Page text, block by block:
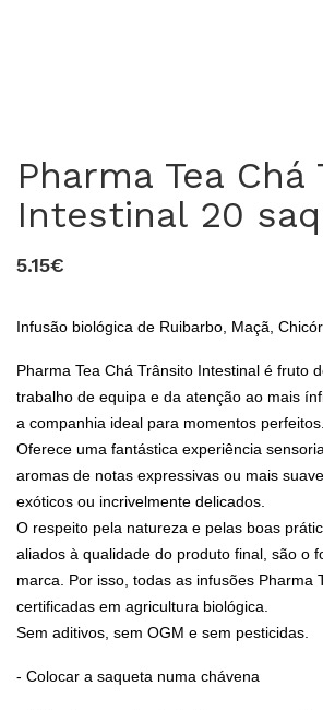
Pharma Tea
Intestinal 20
5.15€
Infusão biológica de Ruibarbo, Maçã,
Pharma Tea Chá Trânsito Intestinal é fruto
trabalho de equipa e da atenção ao mais
a companhia ideal para momentos perfeitos.
Oferece uma fantástica experiência
aromas de notas expressivas ou mais
exóticos ou incrivelmente delicados.
O respeito pela natureza e pelas boas
aliados à qualidade do produto final, são o
marca. Por isso, todas as infusões Pharma
certificadas em agricultura biológica.
Sem aditivos, sem OGM e sem pesticidas.
- Colocar a saqueta numa chávena